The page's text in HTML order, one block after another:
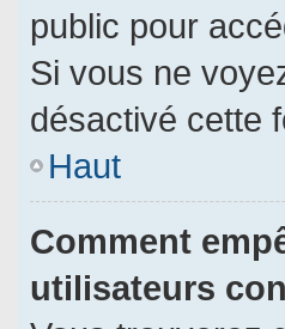
public pour
Si vous ne
désactivé cette
Haut
Comment
utilisateurs